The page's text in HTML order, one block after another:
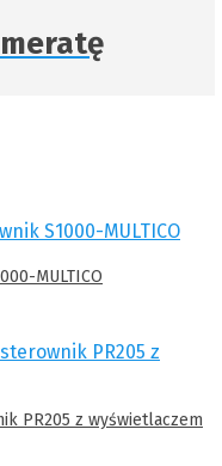
MULTICO
PR205 z wyświetlaczem